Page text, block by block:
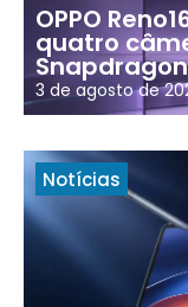
OPPO
quatro
3 de agosto de
Notícias